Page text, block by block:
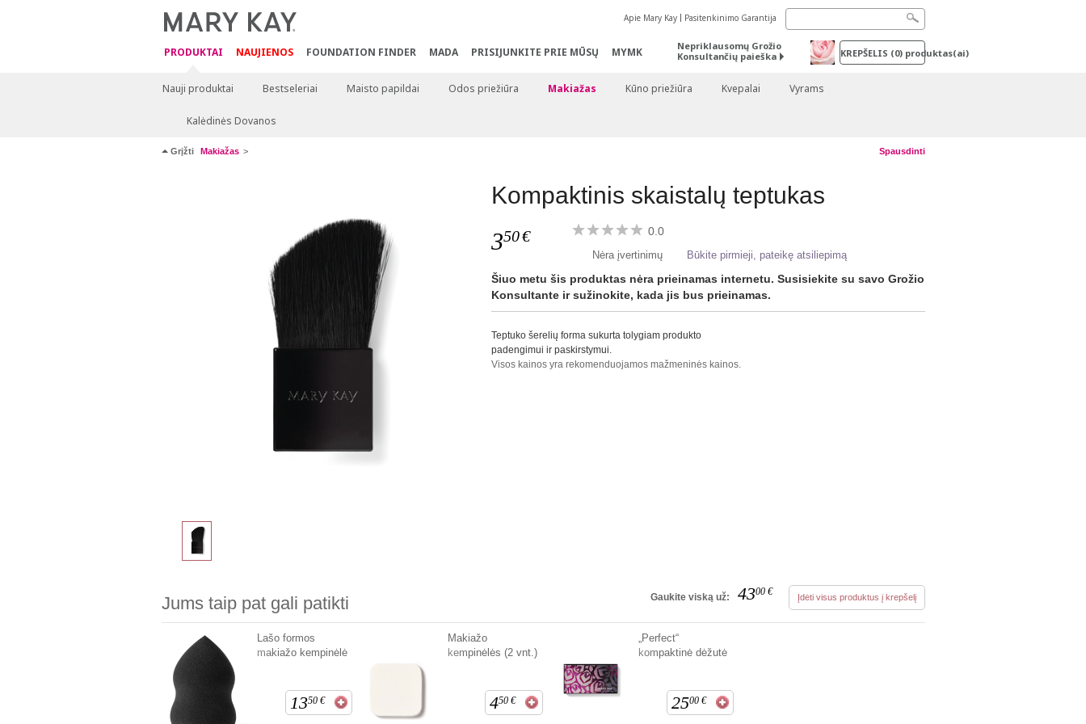
PRODUKTAI NAUJIENOS FOUNDATION FINDER MADA PRISIJUNKITE PRIE MŪSŲ MYMK
Apie Mary Kay Pasitenkinimo Garantija
Nepriklausomų Grožio
Konsultančių paieška
KREPŠELIS (0) produktas(ai)
Nauji produktai Bestseleriai Maisto papildai Odos priežiūra Makiažas Kūno priežiūra Kvepalai Vyrams
Kalėdinės Dovanos
Grįžti Makiažas Spausdinti
Kompaktinis skaistalų teptukas
350€ 0.0
Nėra įvertinimų Būkite pirmieji, pateikę atsiliepimą
Šiuo metu šis produktas nėra prieinamas internetu. Susisiekite su savo Grožio
Konsultante ir sužinokite, kada jis bus prieinamas.
Teptuko šerelių forma sukurta tolygiam produkto
padengimui ir paskirstymui.
Visos kainos yra rekomenduojamos mažmeninės kainos.
Jums taip pat gali patikti Gaukite viską už: 4300 € Įdėti visus produktus į krepšelį
Lašo formos
makiažo kempinėlė
1350 €
Makiažo
kempinėlės (2 vnt.)
450 €
„Perfect“
kompaktinė dėžutė
2500 €